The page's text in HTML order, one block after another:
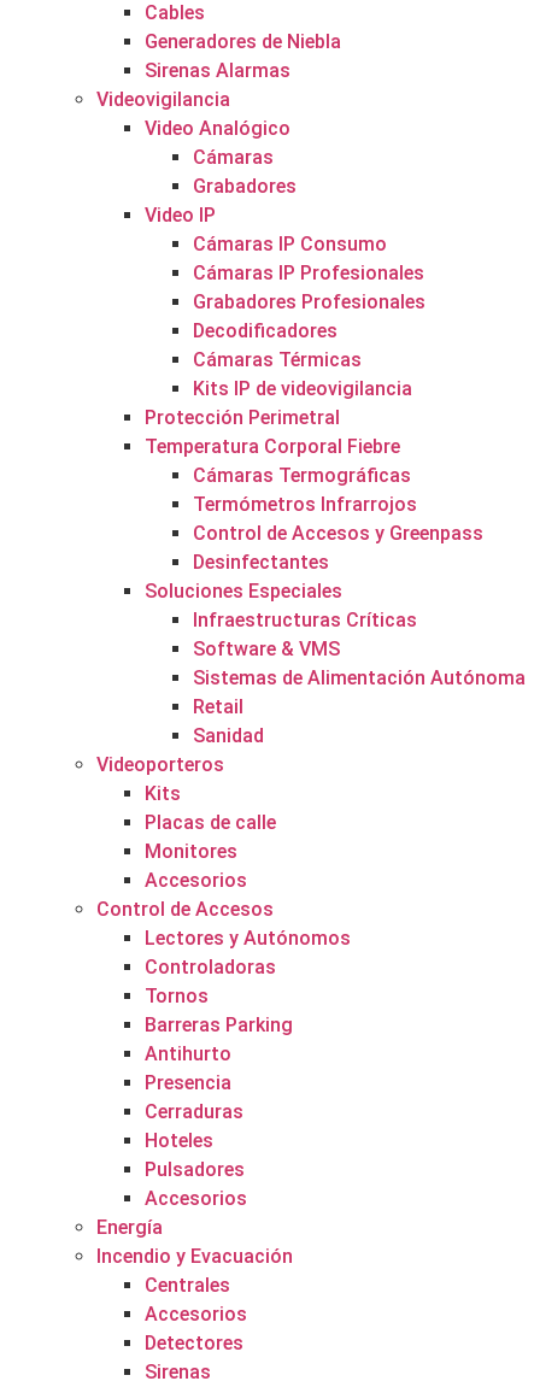
Cables
Generadores de Niebla
Sirenas Alarmas
Videovigilancia
Video Analógico
Cámaras
Grabadores
Video IP
Cámaras IP Consumo
Cámaras IP Profesionales
Grabadores Profesionales
Decodificadores
Cámaras Térmicas
Kits IP de videovigilancia
Protección Perimetral
Temperatura Corporal Fiebre
Cámaras Termográficas
Termómetros Infrarrojos
Control de Accesos y Greenpass
Desinfectantes
Soluciones Especiales
Infraestructuras Críticas
Software & VMS
Sistemas de Alimentación Autónoma
Retail
Sanidad
Videoporteros
Kits
Placas de calle
Monitores
Accesorios
Control de Accesos
Lectores y Autónomos
Controladoras
Tornos
Barreras Parking
Antihurto
Presencia
Cerraduras
Hoteles
Pulsadores
Accesorios
Energía
Incendio y Evacuación
Centrales
Accesorios
Detectores
Sirenas